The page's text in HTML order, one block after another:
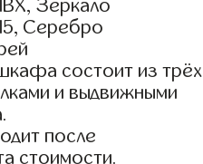
Зеркало
Серебро
состоит из трёх
и выдвижными
после
стоимости.